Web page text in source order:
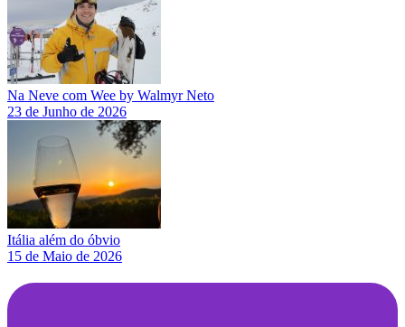
Na Neve com Wee by Walmyr Neto
23 de Junho de 2026
Itália além do óbvio
15 de Maio de 2026